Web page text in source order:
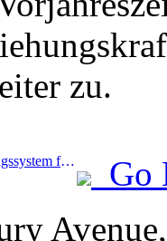
zu.
Prev:Chinas erstes Selbstbedienungssystem für Kultur und Tourismus für ausländische Touristen in Shanghai eröffnet
Go